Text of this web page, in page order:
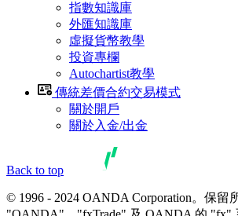
指數知識庫
外匯知識庫
虛擬貨幣教學
投資專欄
Autochartist教學
傳統差價合約交易模式
關於開戶
關於入金/出金
Back to top
© 1996 - 2024 OANDA Corporation。保留